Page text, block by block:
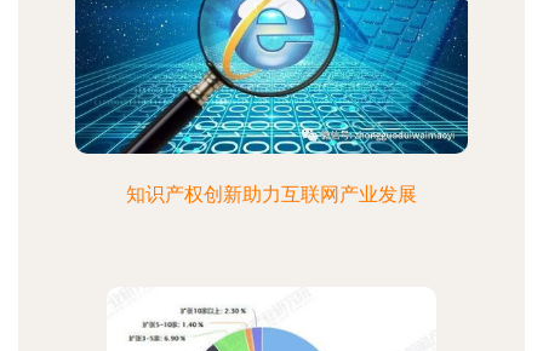
知识产权创新助力互联网产业发展